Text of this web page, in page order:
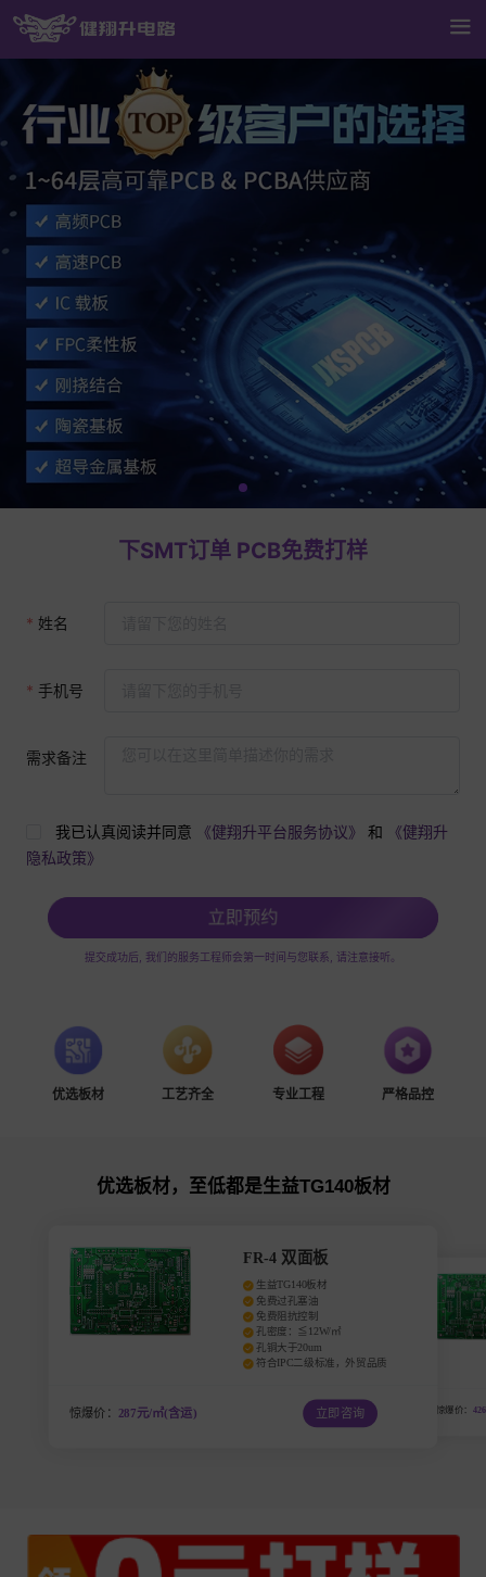
下SMT订单 PCB免费打样
姓名
手机号
需求备注
我已认真阅读并同意 《健翔升平台服务协议》 和
《健翔升
隐私政策》
立即预约
提交成功后, 我们的服务工程师会第一时间与您联系, 请注意接听。
优选板材 工艺齐全 专业工程 严格品控
优选板材，至低都是生益TG140板材
FR-4 双面板
生益TG140板材
免费过孔塞油
免费阻抗控制
孔密度：≦12W/㎡
孔铜大于20um
符合IPC二级标准，外贸品质
惊爆价： 287元/㎡(含运) 立即咨询 惊爆价：